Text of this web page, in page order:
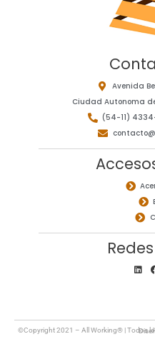
Avenida
Ciudad Autonoma
(54-11)
L
i
n
k
©Copyright 2021 – All Working® | Todos